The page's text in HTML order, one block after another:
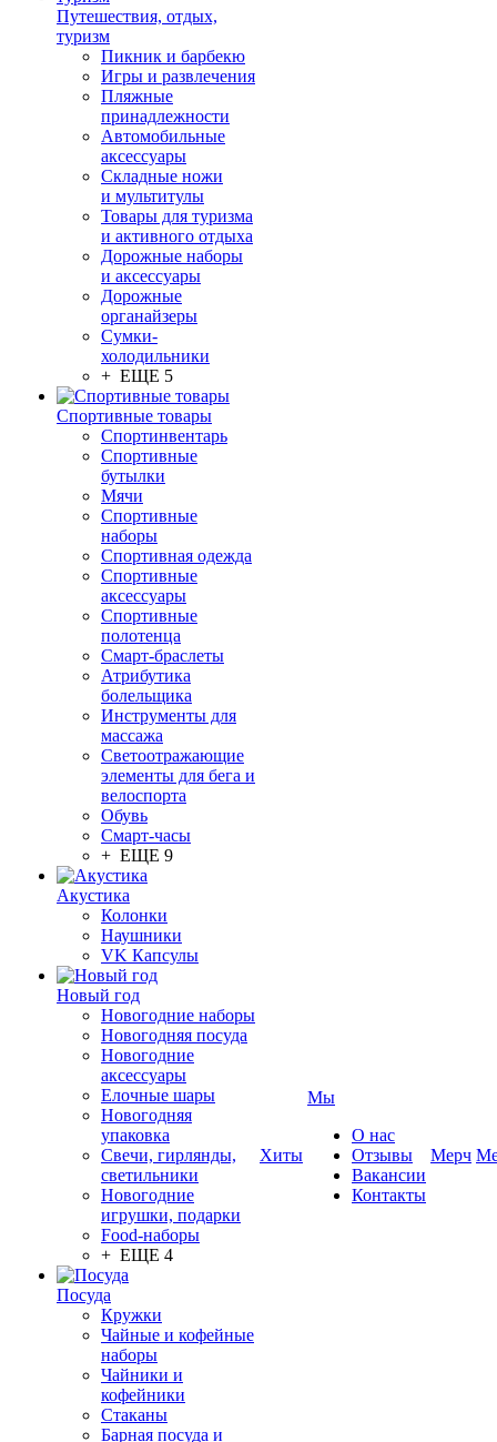
Путешествия, отдых,
туризм
Пикник и барбекю
Игры и развлечения
Пляжные
принадлежности
Автомобильные
аксессуары
Складные ножи
и мультитулы
Товары для туризма
и активного отдыха
Дорожные наборы
и аксессуары
Дорожные
органайзеры
Сумки-
холодильники
+ ЕЩЕ 5
Спортивные товары
Спортинвентарь
Спортивные
бутылки
Мячи
Спортивные
наборы
Спортивная одежда
Спортивные
аксессуары
Спортивные
полотенца
Смарт-браслеты
Атрибутика
болельщика
Инструменты для
массажа
Светоотражающие
элементы для бега и
велоспорта
Обувь
Смарт-часы
+ ЕЩЕ 9
Акустика
Колонки
Наушники
VK Капсулы
Новый год
Новогодние наборы
Новогодняя посуда
Новогодние
аксессуары
Елочные шары
Новогодняя
упаковка
Свечи, гирлянды,
светильники
Новогодние
игрушки, подарки
Food-наборы
+ ЕЩЕ 4
Посуда
Кружки
Чайные и кофейные
наборы
Чайники и
кофейники
Стаканы
Барная посуда и
Хиты
Мы
О нас
Отзывы
Вакансии
Контакты
Мерч